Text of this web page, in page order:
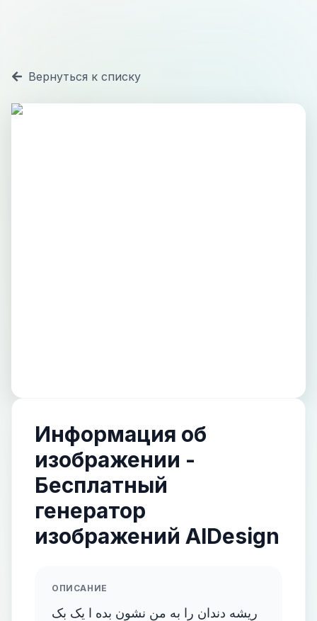
Вернуться к списку
Информация об
изображении -
Бесплатный
генератор
изображений AIDesign
ОПИСАНИЕ
ریشه دندان را به من نشون بده ا یک بک